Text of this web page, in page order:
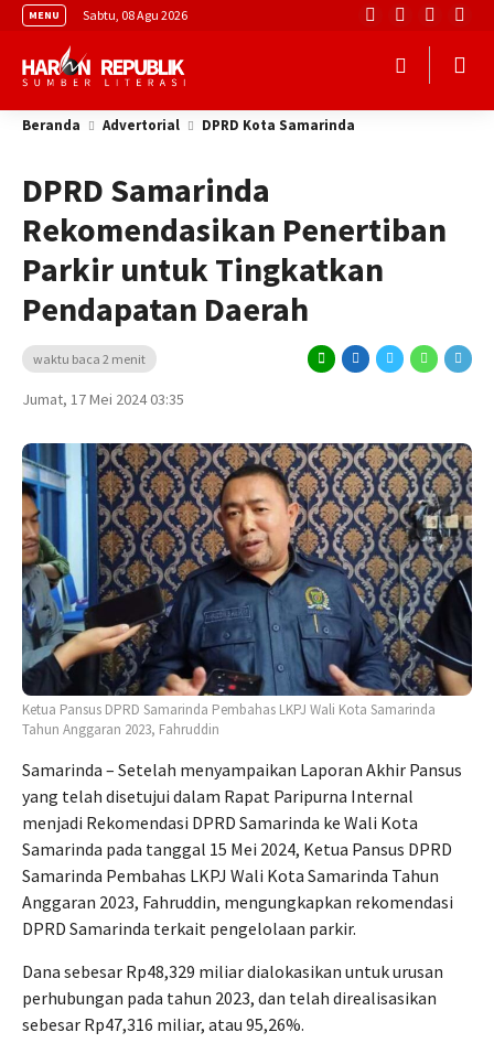
MENU Sabtu, 08 Agu 2026
Beranda Advertorial DPRD Kota Samarinda
DPRD Samarinda
Rekomendasikan Penertiban
Parkir untuk Tingkatkan
Pendapatan Daerah
waktu baca 2 menit
Jumat, 17 Mei 2024 03:35
Ketua Pansus DPRD Samarinda Pembahas LKPJ Wali Kota Samarinda
Tahun Anggaran 2023, Fahruddin
Samarinda – Setelah menyampaikan Laporan Akhir Pansus
yang telah disetujui dalam Rapat Paripurna Internal
menjadi Rekomendasi DPRD Samarinda ke Wali Kota
Samarinda pada tanggal 15 Mei 2024, Ketua Pansus DPRD
Samarinda Pembahas LKPJ Wali Kota Samarinda Tahun
Anggaran 2023, Fahruddin, mengungkapkan rekomendasi
DPRD Samarinda terkait pengelolaan parkir.
Dana sebesar Rp48,329 miliar dialokasikan untuk urusan
perhubungan pada tahun 2023, dan telah direalisasikan
sebesar Rp47,316 miliar, atau 95,26%.